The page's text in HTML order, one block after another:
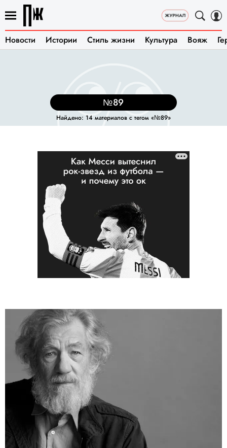
Новости Истории Стиль жизни Культура Вояж
№89
Найдено: 14 материалов с тегом «№89»